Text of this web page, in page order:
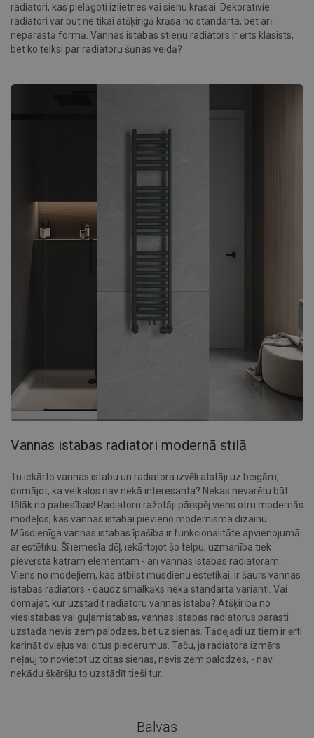
radiatori, kas pielāgoti izlietnes vai sienu krāsai. Dekoratīvie
radiatori var būt ne tikai atšķirīgā krāsa no standarta, bet arī
neparastā formā. Vannas istabas stieņu radiators ir ērts klasists,
bet ko teiksi par radiatoru šūnas veidā?
Vannas istabas radiatori modernā stilā
Tu iekārto vannas istabu un radiatora izvēli atstāji uz beigām,
domājot, ka veikalos nav nekā interesanta? Nekas nevarētu būt
tālāk no patiesības! Radiatoru ražotāji pārspēj viens otru modernās
modeļos, kas vannas istabai pievieno modernisma dizainu.
Mūsdienīga vannas istabas īpašība ir funkcionalitāte apvienojumā
ar estētiku. Šī iemesla dēļ, iekārtojot šo telpu, uzmanība tiek
pievērsta katram elementam - arī vannas istabas radiatoram.
Viens no modeļiem, kas atbilst mūsdienu estētikai, ir šaurs vannas
istabas radiators - daudz smalkāks nekā standarta varianti. Vai
domājat, kur uzstādīt radiatoru vannas istabā? Atšķirībā no
viesistabas vai guļamistabas, vannas istabas radiatorus parasti
uzstāda nevis zem palodzes, bet uz sienas. Tādējādi uz tiem ir ērti
karināt dvieļus vai citus piederumus. Taču, ja radiatora izmērs
neļauj to novietot uz citas sienas, nevis zem palodzes, - nav
nekādu šķēršļu to uzstādīt tieši tur.
Balvas